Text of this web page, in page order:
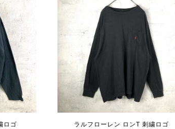
ロゴ
ラルフローレン ロンT 刺繍ロゴ